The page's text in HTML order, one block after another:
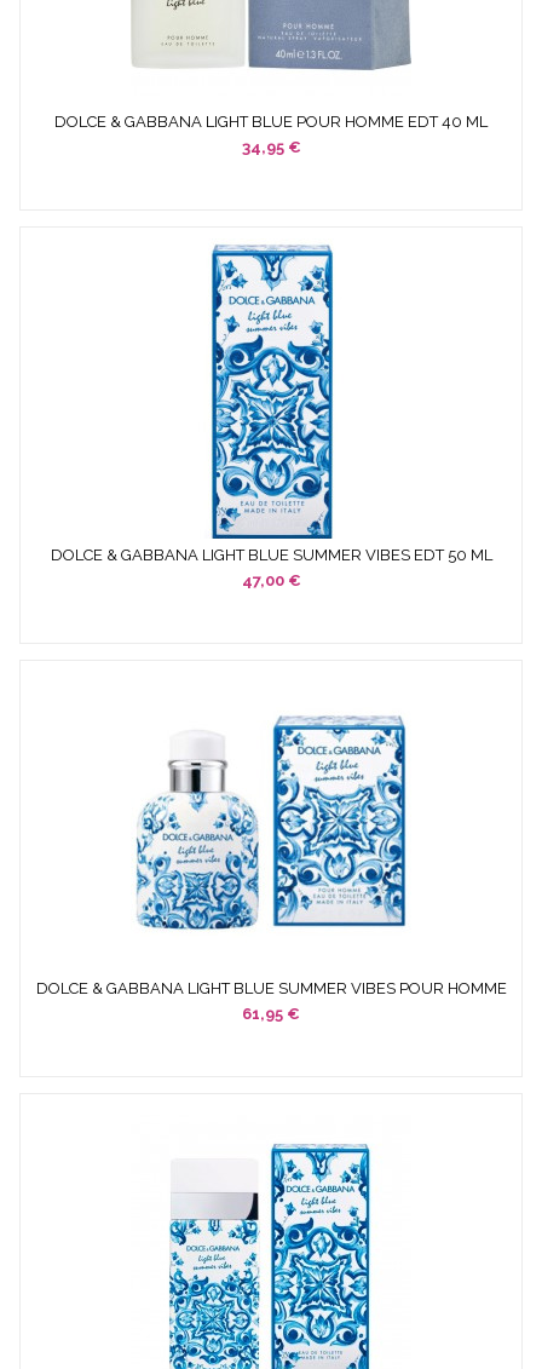
DOLCE & GABBANA LIGHT BLUE POUR HOMME EDT 40 ML
34,95 €
DOLCE & GABBANA LIGHT BLUE SUMMER VIBES EDT 50 ML
MUJER
47,00 €
DOLCE & GABBANA LIGHT BLUE SUMMER VIBES POUR HOMME
EDT...
61,95 €